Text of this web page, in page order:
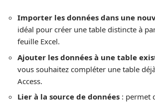
Importer les données dans une
idéal pour créer une table distincte à
feuille Excel.
Ajouter les données à une table
vous souhaitez compléter une table
Access.
Lier à la source de données : permet